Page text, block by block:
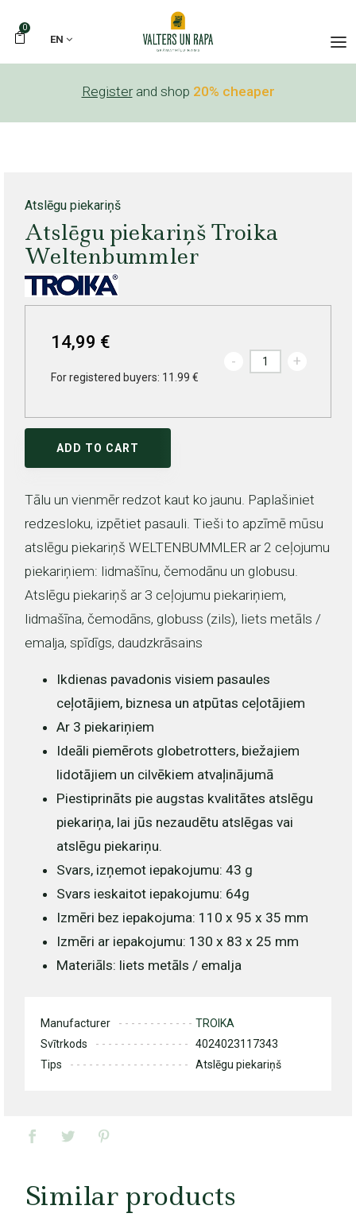
0
EN
Register and shop 20% cheaper
Atslēgu piekariņš
Atslēgu piekariņš Troika
Weltenbummler
14,99 €
For registered buyers: 11.99 €
- +
ADD TO CART
Tālu un vienmēr redzot kaut ko jaunu. Paplašiniet
redzesloku, izpētiet pasauli. Tieši to apzīmē mūsu
atslēgu piekariņš WELTENBUMMLER ar 2 ceļojumu
piekariņiem: lidmašīnu, čemodānu un globusu.
Atslēgu piekariņš ar 3 ceļojumu piekariņiem,
lidmašīna, čemodāns, globuss (zils), liets metāls /
emalja, spīdīgs, daudzkrāsains
Ikdienas pavadonis visiem pasaules
ceļotājiem, biznesa un atpūtas ceļotājiem
Ar 3 piekariņiem
Ideāli piemērots globetrotters, biežajiem
lidotājiem un cilvēkiem atvaļinājumā
Piestiprināts pie augstas kvalitātes atslēgu
piekariņa, lai jūs nezaudētu atslēgas vai
atslēgu piekariņu.
Svars, izņemot iepakojumu: 43 g
Svars ieskaitot iepakojumu: 64g
Izmēri bez iepakojuma: 110 x 95 x 35 mm
Izmēri ar iepakojumu: 130 x 83 x 25 mm
Materiāls: liets metāls / emalja
Manufacturer
TROIKA
Svītrkods
4024023117343
Tips
Atslēgu piekariņš
Similar products